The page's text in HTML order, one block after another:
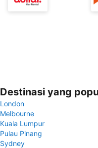
Destinasi yang
London
Melbourne
Kuala Lumpur
Pulau Pinang
Sydney